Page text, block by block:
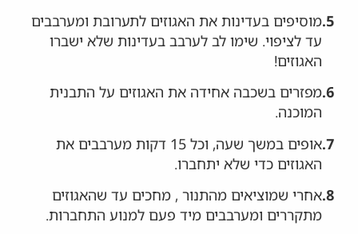
5. מוסיפים בעדינות את האגוזים לתערובת ומערבבים
עד לציפוי. שימו לב לערבב בעדינות שלא ישברו
האגוזים!
6. מפזרים בשכבה אחידה את האגוזים על התבנית
המוכנה.
7.
אופים במשך שעה, וכל 15 דקות מערבבים את
האגוזים כדי שלא יתחברו.
8. אחרי שמוציאים מהתנור , מחכים עד שהאגוזים
מתקררים ומערבבים מיד פעם למנוע התחברות.